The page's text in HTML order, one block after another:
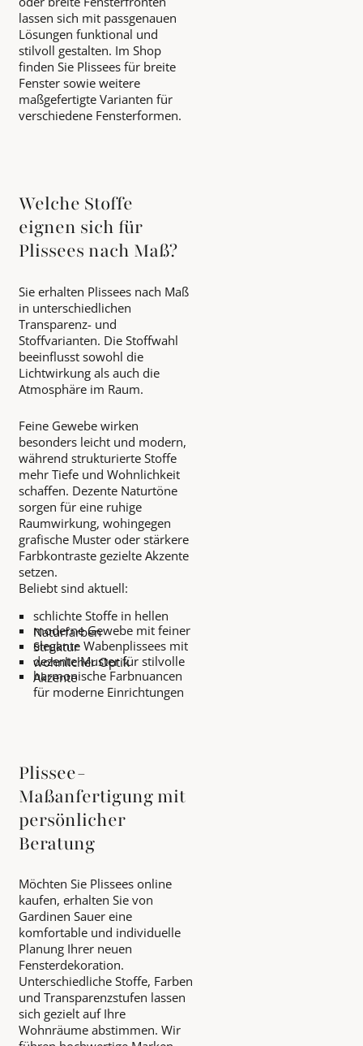
lassen sich mit passgenauen
Lösungen funktional und
stilvoll gestalten. Im Shop
finden Sie Plissees für breite
Fenster sowie weitere
maßgefertigte Varianten für
verschiedene Fensterformen.
Welche Stoffe
eignen sich für
Plissees nach Maß?
Sie erhalten Plissees nach Maß
in unterschiedlichen
Transparenz- und
Stoffvarianten. Die Stoffwahl
beeinflusst sowohl die
Lichtwirkung als auch die
Atmosphäre im Raum.
Feine Gewebe wirken
besonders leicht und modern,
während strukturierte Stoffe
mehr Tiefe und Wohnlichkeit
schaffen. Dezente Naturtöne
sorgen für eine ruhige
Raumwirkung, wohingegen
grafische Muster oder stärkere
Farbkontraste gezielte Akzente
setzen.
Beliebt sind aktuell:
schlichte Stoffe in hellen
Naturfarben
moderne Gewebe mit feiner
Struktur
elegante Wabenplissees mit
wohnlicher Optik
dezente Muster für stilvolle
Akzente
harmonische Farbnuancen
für moderne Einrichtungen
Plissee-
Maßanfertigung mit
persönlicher
Beratung
Möchten Sie Plissees online
kaufen, erhalten Sie von
Gardinen Sauer eine
komfortable und individuelle
Planung Ihrer neuen
Fensterdekoration.
Unterschiedliche Stoffe, Farben
und Transparenzstufen lassen
sich gezielt auf Ihre
Wohnräume abstimmen. Wir